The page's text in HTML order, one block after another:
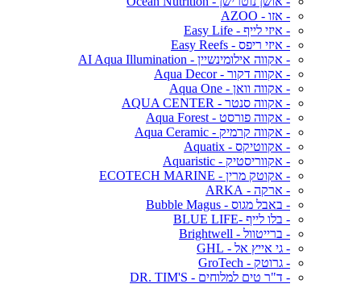
- אזו - AZOO
- איזי לייף - Easy Life
- איזי ריפס - Easy Reefs
- אקווה אילומינשיין - AI Aqua Illumination
- אקווה דקור - Aqua Decor
- אקווה וואן - Aqua One
- אקווה סנטר - AQUA CENTER
- אקווה פורסט - Aqua Forest
- אקווה קרמיק - Aqua Ceramic
- אקווטיקס - Aquatix
- אקווריסטיק - Aquaristic
- אקוטק מרין - ECOTECH MARINE
- ארקה - ARKA
- באבל מגוס - Bubble Magus
- בלו לייף -BLUE LIFE
- ברייטוול - Brightwell
- גי אייץ אל - GHL
- גרוטק - GroTech
- ד"ר טים למלוחים - DR. TIM'S